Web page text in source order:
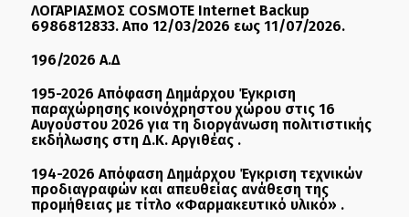
ΛΟΓΑΡΙΑΣΜΟΣ COSMOTE Internet Backup
6986812833. Απο 12/03/2026 εως 11/07/2026.
196/2026 Α.Δ
195-2026 Απόφαση Δημάρχου Έγκριση
παραχώρησης κοινόχρηστου χώρου στις 16
Αυγούστου 2026 για τη διοργάνωση πολιτιστικής
εκδήλωσης στη Δ.Κ. Αργιθέας .
194-2026 Απόφαση Δημάρχου Έγκριση τεχνικών
προδιαγραφών και απευθείας ανάθεση της
προμήθειας με τίτλο «Φαρμακευτικό υλικό» .